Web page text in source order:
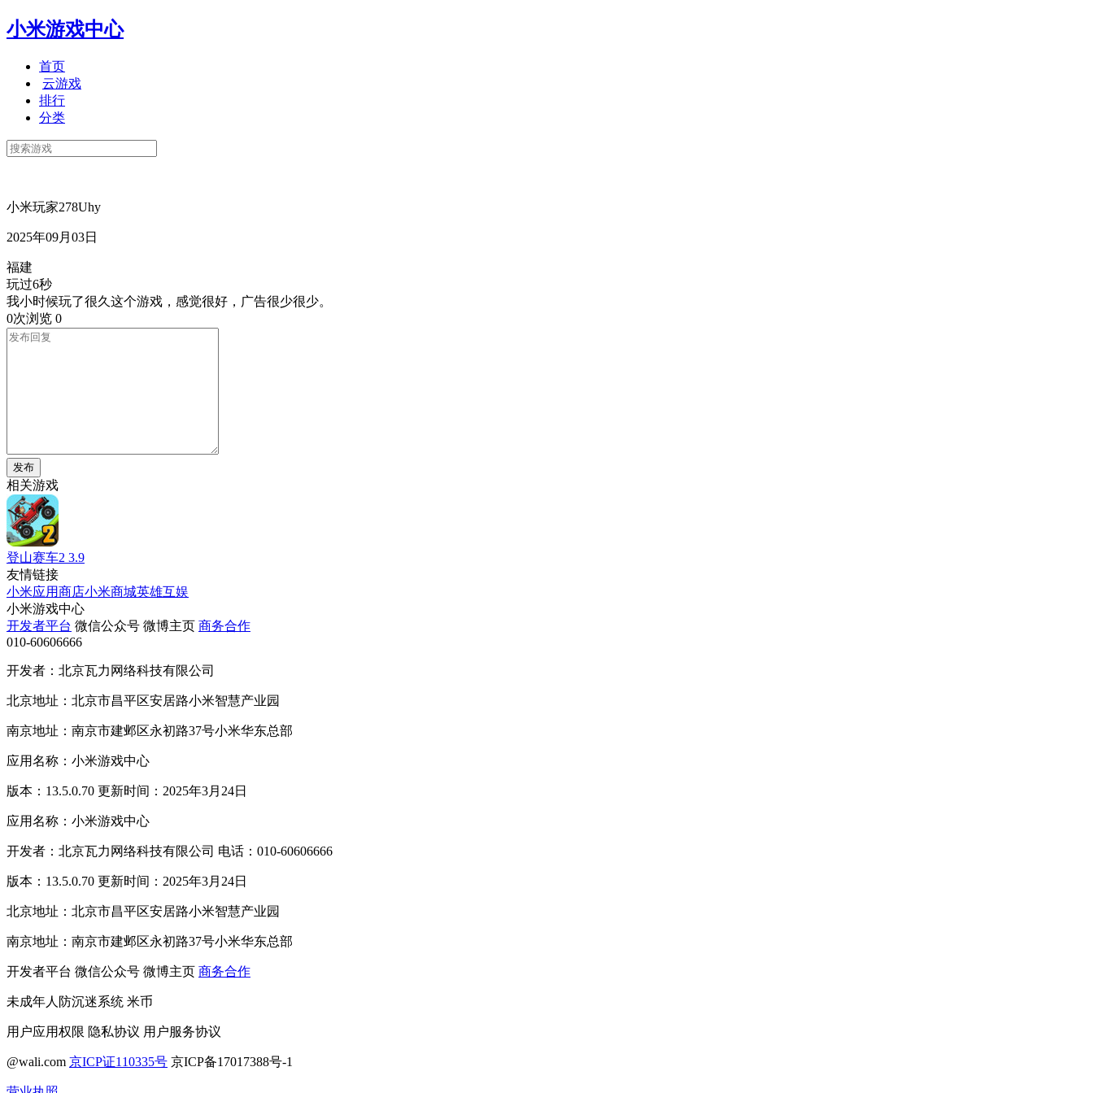
小米游戏中心
首页
云游戏
排行
分类
小米玩家278Uhy
2025年09月03日
福建
玩过6秒
我小时候玩了很久这个游戏，感觉很好，广告很少很少。
0次浏览 0
发布
相关游戏
登山赛车2 3.9
友情链接
小米应用商店小米商城英雄互娱
小米游戏中心
开发者平台 微信公众号 微博主页 商务合作
010-60606666
开发者：北京瓦力网络科技有限公司
北京地址：北京市昌平区安居路小米智慧产业园
南京地址：南京市建邺区永初路37号小米华东总部
应用名称：小米游戏中心
版本：13.5.0.70 更新时间：2025年3月24日
应用名称：小米游戏中心
开发者：北京瓦力网络科技有限公司 电话：010-60606666
版本：13.5.0.70 更新时间：2025年3月24日
北京地址：北京市昌平区安居路小米智慧产业园
南京地址：南京市建邺区永初路37号小米华东总部
开发者平台 微信公众号 微博主页 商务合作
未成年人防沉迷系统 米币
用户应用权限 隐私协议 用户服务协议
@wali.com 京ICP证110335号 京ICP备17017388号-1